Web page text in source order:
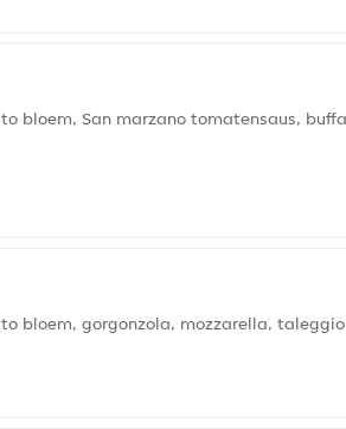
bloem, San marzano tomatensaus,
bloem, gorgonzola, mozzarella,